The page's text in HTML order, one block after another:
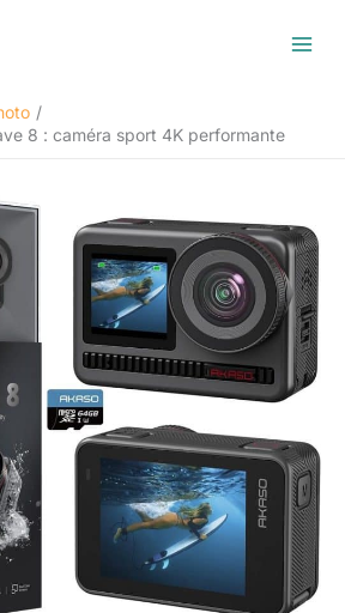
8 : caméra sport 4K performante